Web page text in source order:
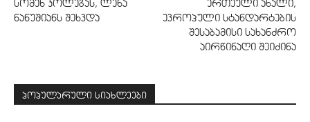
სომეხ კოლეგას, ლენა
ნანუშიანს შეხვდა
ერთეული ახალი,
ევროპული სტანდარტების
შესაბამისი სახანძრო
აირწინაღი შეიძინა
პოპულარული სიახლეები